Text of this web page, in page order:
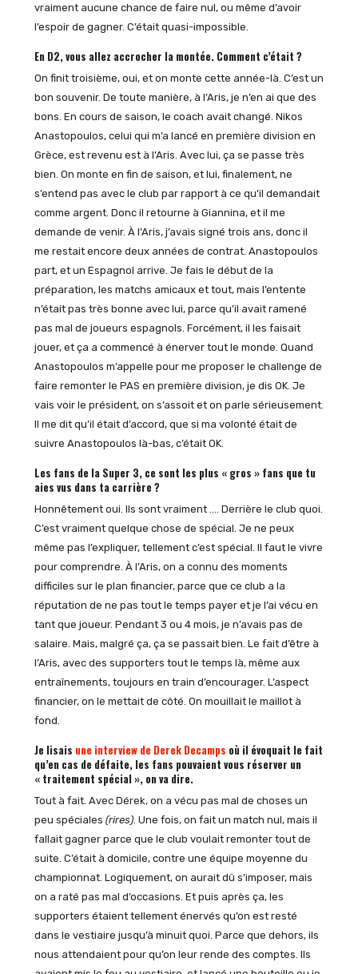
vraiment aucune chance de faire nul, ou même d’avoir
l’espoir de gagner. C’était quasi-impossible.
En D2, vous allez accrocher la montée. Comment c’était ?
On finit troisième, oui, et on monte cette année-là. C’est un
bon souvenir. De toute manière, à l’Aris, je n’en ai que des
bons. En cours de saison, le coach avait changé. Nikos
Anastopoulos, celui qui m’a lancé en première division en
Grèce, est revenu est à l’Aris. Avec lui, ça se passe très
bien. On monte en fin de saison, et lui, finalement, ne
s’entend pas avec le club par rapport à ce qu’il demandait
comme argent. Donc il retourne à Giannina, et il me
demande de venir. À l’Aris, j’avais signé trois ans, donc il
me restait encore deux années de contrat. Anastopoulos
part, et un Espagnol arrive. Je fais le début de la
préparation, les matchs amicaux et tout, mais l’entente
n’était pas très bonne avec lui, parce qu’il avait ramené
pas mal de joueurs espagnols. Forcément, il les faisait
jouer, et ça a commencé à énerver tout le monde. Quand
Anastopoulos m’appelle pour me proposer le challenge de
faire remonter le PAS en première division, je dis OK. Je
vais voir le président, on s’assoit et on parle sérieusement.
Il me dit qu’il était d’accord, que si ma volonté était de
suivre Anastopoulos là-bas, c’était OK.
Les fans de la Super 3, ce sont les plus « gros » fans que tu
aies vus dans ta carrière ?
Honnêtement oui. Ils sont vraiment …. Derrière le club quoi.
C’est vraiment quelque chose de spécial. Je ne peux
même pas l’expliquer, tellement c’est spécial. Il faut le vivre
pour comprendre. À l’Aris, on a connu des moments
difficiles sur le plan financier, parce que ce club a la
réputation de ne pas tout le temps payer et je l’ai vécu en
tant que joueur. Pendant 3 ou 4 mois, je n’avais pas de
salaire. Mais, malgré ça, ça se passait bien. Le fait d’être à
l’Aris, avec des supporters tout le temps là, même aux
entraînements, toujours en train d’encourager. L’aspect
financier, on le mettait de côté. On mouillait le maillot à
fond.
Je lisais une interview de Derek Decamps où il évoquait le fait
qu’en cas de défaite, les fans pouvaient vous réserver un
« traitement spécial », on va dire.
Tout à fait. Avec Dérek, on a vécu pas mal de choses un
peu spéciales (rires). Une fois, on fait un match nul, mais il
fallait gagner parce que le club voulait remonter tout de
suite. C’était à domicile, contre une équipe moyenne du
championnat. Logiquement, on aurait dû s’imposer, mais
on a raté pas mal d’occasions. Et puis après ça, les
supporters étaient tellement énervés qu’on est resté
dans le vestiaire jusqu’à minuit quoi. Parce que dehors, ils
nous attendaient pour qu’on leur rende des comptes. Ils